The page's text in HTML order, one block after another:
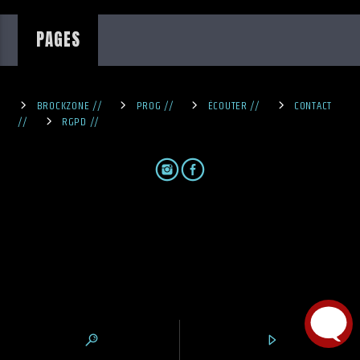
BrockZone
PAGES
BROCKZONE // PROG // ÉCOUTER //
CONTACT
//
RGPD //